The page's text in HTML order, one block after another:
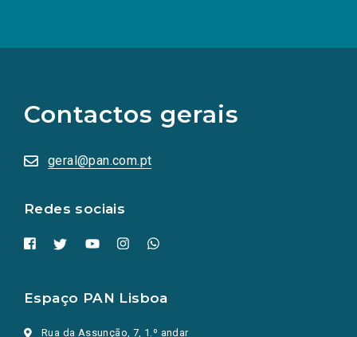
Contactos gerais
geral@pan.com.pt
Redes sociais
redes
sociais
numa
nova
Espaço PAN Lisboa
Rua da Assunção, 7, 1.º andar